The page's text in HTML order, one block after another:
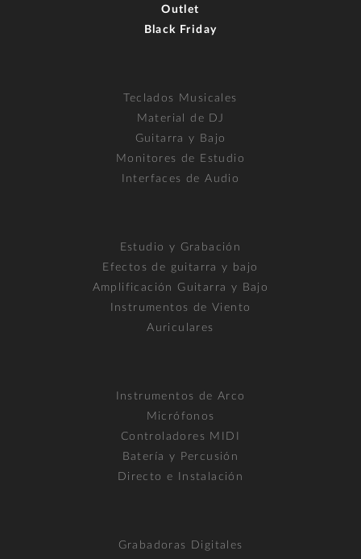
Outlet
Black Friday
Teclados Musicales
Material de DJ
Guitarra y Bajo
Monitores de Estudio
Interfaces de Audio
Estudio y Grabación
Efectos de guitarra y bajo
Amplificación Guitarra y Bajo
Instrumentos de Viento
Auriculares
Instrumentos de Arco
Micrófonos
Controladores MIDI
Batería y Percusión
Directo e Instalación
Grabadoras Digitales